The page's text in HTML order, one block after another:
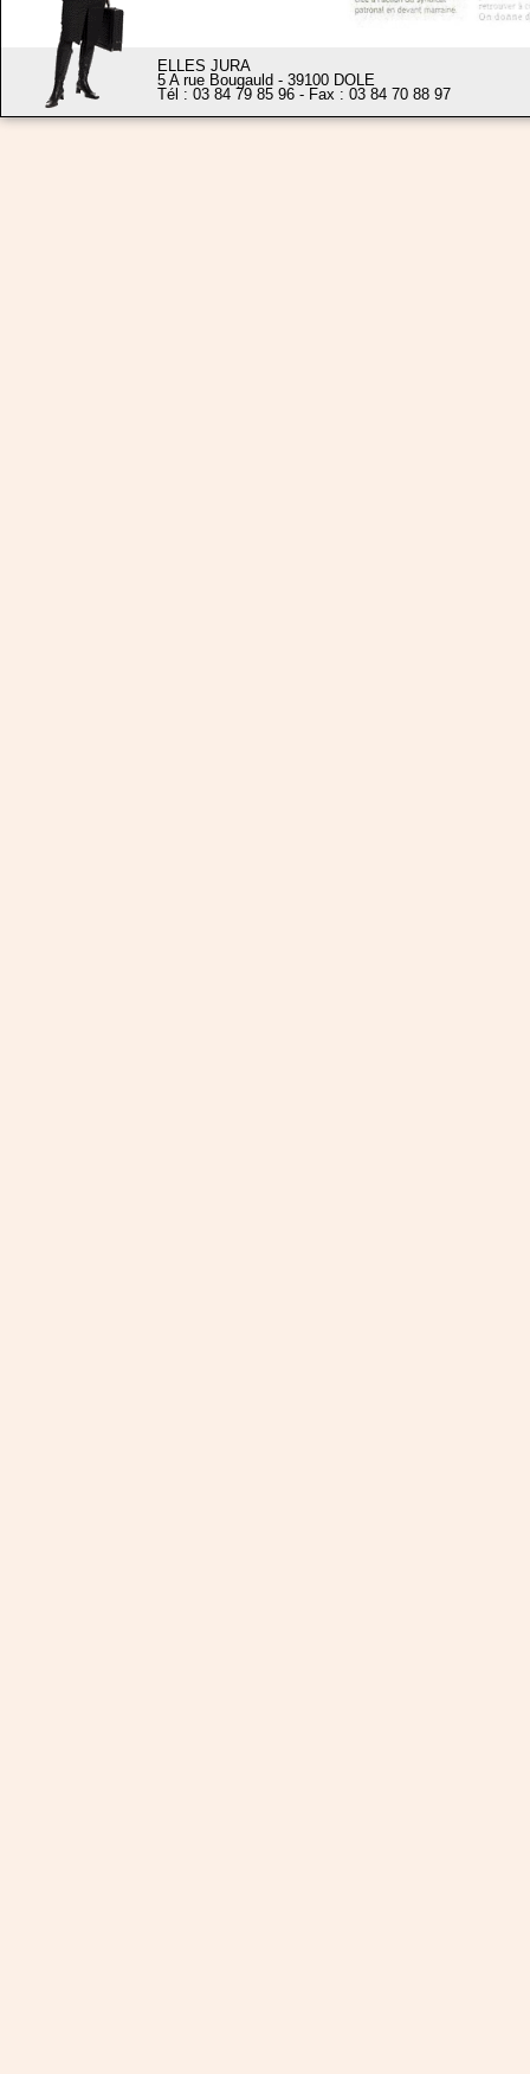
ELLES JURA
5 A rue Bougauld - 39100 DOLE
Tél : 03 84 79 85 96 - Fax : 03 84 70 88 97